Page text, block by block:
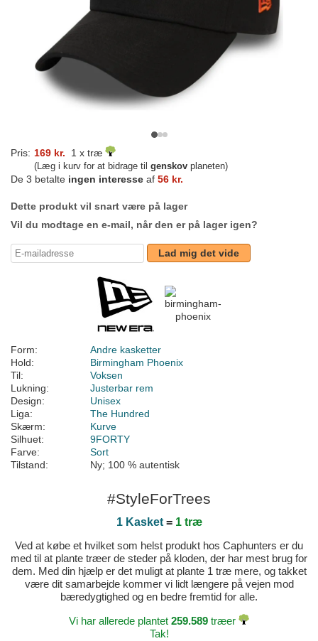
Pris: 169 kr. 1 x træ
(Læg i kurv for at bidrage til genskov planeten)
De 3 betalte ingen interesse af 56 kr.
Dette produkt vil snart være på lager
Vil du modtage en e-mail, når den er på lager igen?
Lad mig det vide
Form:
Andre kasketter
Hold:
Birmingham Phoenix
Til:
Voksen
Lukning:
Justerbar rem
Design:
Unisex
Liga:
The Hundred
Skærm:
Kurve
Silhuet:
9FORTY
Farve:
Sort
Tilstand:
Ny; 100 % autentisk
#StyleForTrees
1 Kasket= 1 træ
Ved at købe et hvilket som helst produkt hos Caphunters er du
med til at plante træer de steder på kloden, der har mest brug for
dem. Med din hjælp er det muligt at plante 1 træ mere, og takket
være dit samarbejde kommer vi lidt længere på vejen mod
bæredygtighed og en bedre fremtid for alle.
Vi har allerede plantet 259.589 træer
Tak!